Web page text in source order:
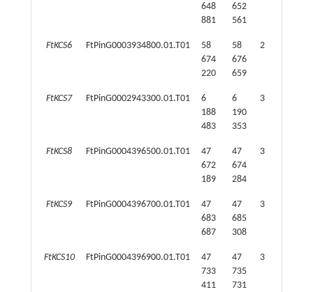
648
881
652
561
FtKCS6 FtPinG0003934800.01.T01
58
674
220
58
676
659
2
FtKCS7 FtPinG0002943300.01.T01
6
188
483
6
190
353
3
FtKCS8 FtPinG0004396500.01.T01
47
672
189
47
674
284
3
FtKCS9 FtPinG0004396700.01.T01
47
683
687
47
685
308
3
FtKCS10 FtPinG0004396900.01.T01
47
733
411
47
735
731
3